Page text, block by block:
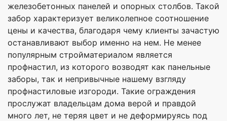
железобетонных панелей и опорных столбов. Такой
забор характеризует великолепное соотношение
цены и качества, благодаря чему клиенты зачастую
останавливают выбор именно на нем. Не менее
популярным стройматериалом является
профнастил, из которого возводят как панельные
заборы, так и непривычные нашему взгляду
профнастиловые изгороди. Такие ограждения
прослужат владельцам дома верой и правдой
много лет, не теряя цвет и не деформируясь под